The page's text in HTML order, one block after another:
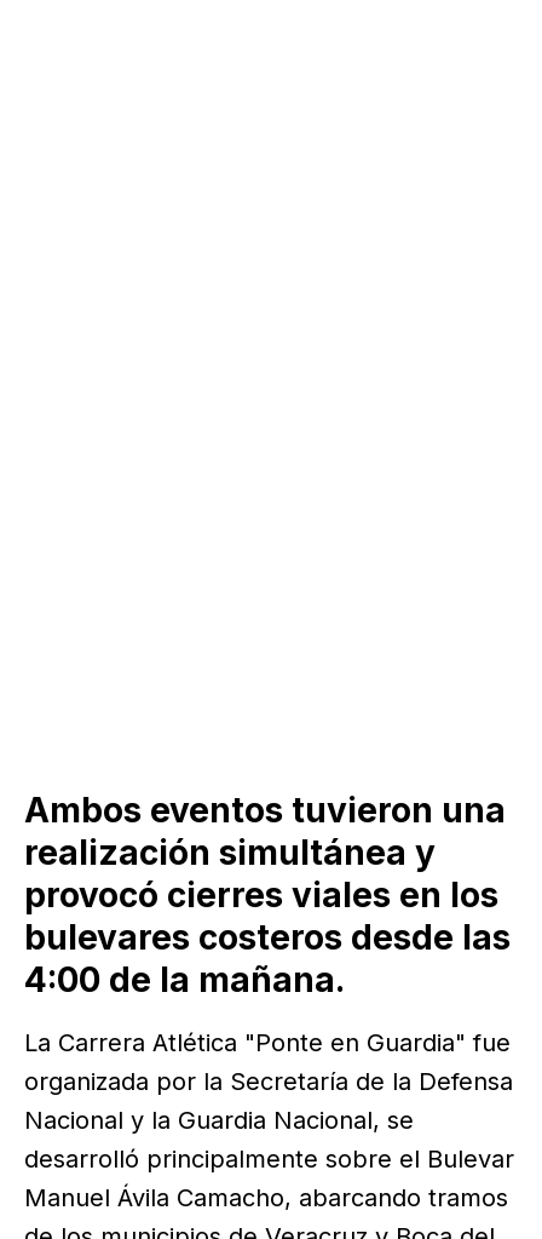
Ambos eventos tuvieron una
realización simultánea y
provocó cierres viales en los
bulevares costeros desde las
4:00 de la mañana.
La Carrera Atlética "Ponte en Guardia" fue
organizada por la Secretaría de la Defensa
Nacional y la Guardia Nacional, se
desarrolló principalmente sobre el Bulevar
Manuel Ávila Camacho, abarcando tramos